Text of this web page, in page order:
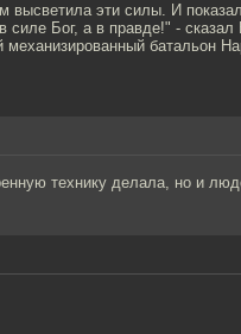
высветила эти силы. И
силе Бог, а в правде!" -
механизированный батальон
технику делала, но и